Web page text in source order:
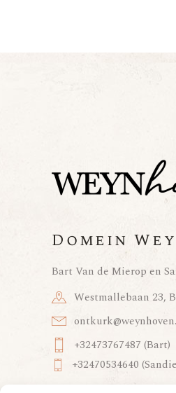
Domein
Bart Van de Mierop en
Westmallebaan 23,
+32473767487 (Bart)
+32470534640